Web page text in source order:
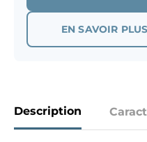
EN SAVOIR
Description